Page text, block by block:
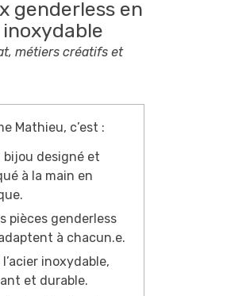
genderless en
métiers créatifs et
Mathieu, c’est :
bijou designé et
à la main en
pièces genderless
à chacun.e.
l’acier inoxydable,
et durable.